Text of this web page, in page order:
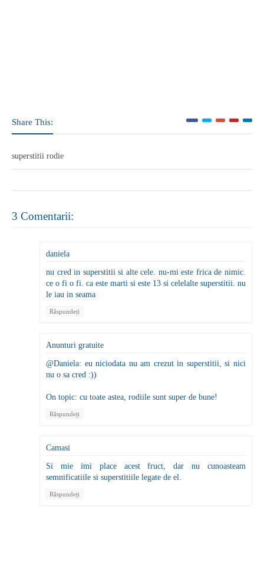
Share This:
superstitii rodie
3 Comentarii:
daniela
nu cred in superstitii si alte cele. nu-mi este frica de nimic.
ce o fi o fi. ca este marti si este 13 si celelalte superstitii. nu
le iau in seama
Răspundeți
Anunturi gratuite
@Daniela: eu niciodata nu am crezut in superstitii, si nici
nu o sa cred :))
On topic: cu toate astea, rodiile sunt super de bune!
Răspundeți
Camasi
Si mie imi place acest fruct, dar nu cunoasteam
semnificatiile si superstitiile legate de el.
Răspundeți